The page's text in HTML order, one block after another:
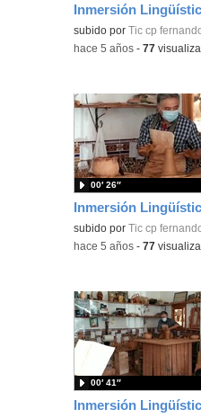
Contenido educativo.
subido por Tic cp
-hace 5 años -77
Contenido educativo.
subido por Tic cp
00′ 26″
-hace 5 años -77
00′ 41″